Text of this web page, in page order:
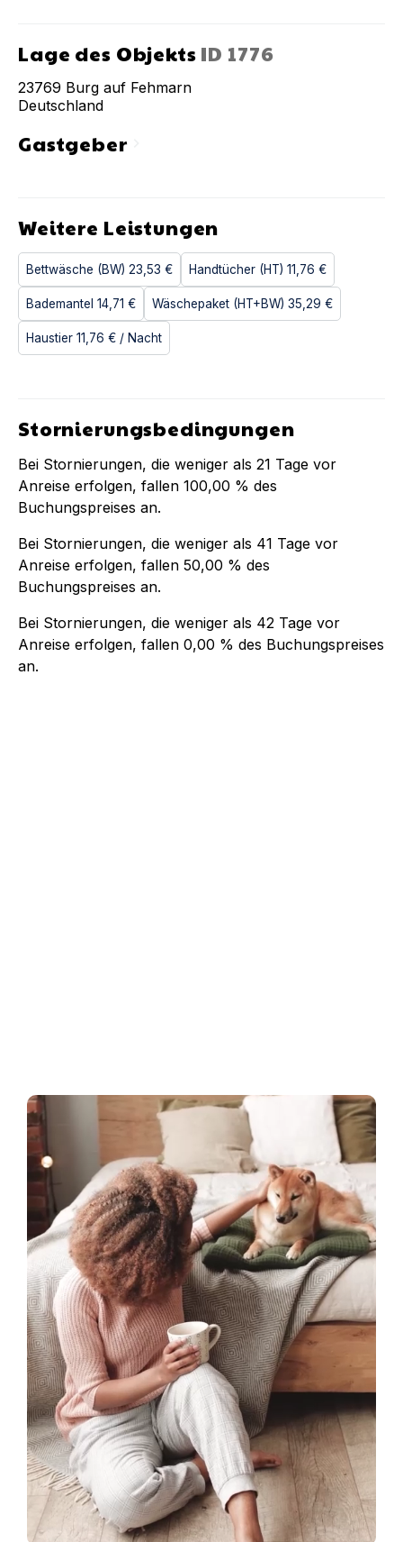
Lage des Objekts ID 1776
23769 Burg auf Fehmarn
Deutschland
Gastgeberchevron_right
Weitere Leistungen
Bettwäsche (BW) 23,53 € Handtücher (HT) 11,76 €
Bademantel 14,71 € Wäschepaket (HT+BW) 35,29 €
Haustier 11,76 € / Nacht
Stornierungsbedingungen
Bei Stornierungen, die weniger als 21 Tage vor
Anreise erfolgen, fallen 100,00 % des
Buchungspreises an.
Bei Stornierungen, die weniger als 41 Tage vor
Anreise erfolgen, fallen 50,00 % des
Buchungspreises an.
Bei Stornierungen, die weniger als 42 Tage vor
Anreise erfolgen, fallen 0,00 % des Buchungspreises
an.